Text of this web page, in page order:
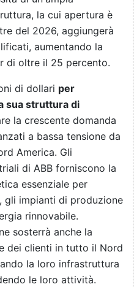
la cui apertura è
del 2026, aggiungerà
aumentando la
di oltre il 25 percento.
di dollari per
sua struttura di
la crescente domanda
a bassa tensione da
America. Gli
di ABB forniscono la
essenziale per
gli impianti di produzione
rinnovabile.
sosterrà anche la
dei clienti in tutto il Nord
la loro infrastruttura
le loro attività.